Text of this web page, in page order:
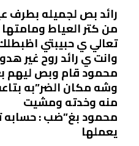
رائد بص لجميله بطرف
من كتر العياط
تعالي ي حبيبتي
وانت ي رائد روح غير
محمود قام وبص
وشه مكان الضر”به
منه وخدته ومشيت
محمود بغ”ضب : حسابه
يعملها